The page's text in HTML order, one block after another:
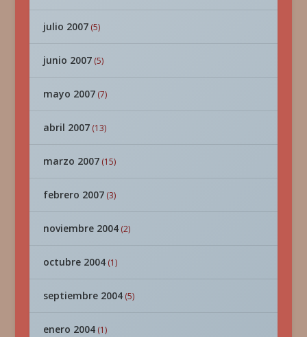
julio 2007(5)
junio 2007(5)
mayo 2007(7)
abril 2007(13)
marzo 2007(15)
febrero 2007(3)
noviembre 2004(2)
octubre 2004(1)
septiembre 2004(5)
enero 2004(1)